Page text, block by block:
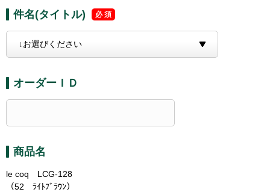
件名(タイトル)
オーダーＩＤ
商品名
le coq LCG-128
（52 ﾗｲﾄﾌﾞﾗｳﾝ）